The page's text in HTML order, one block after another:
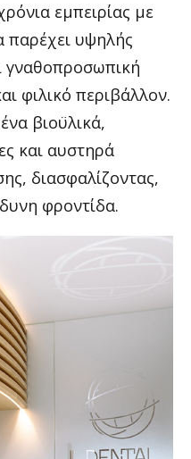
εμπειρίας με
παρέχει υψηλής
γναθοπροσωπική
φιλικό περιβάλλον.
βιοϋλικά,
και αυστηρά
διασφαλίζοντας,
φροντίδα.